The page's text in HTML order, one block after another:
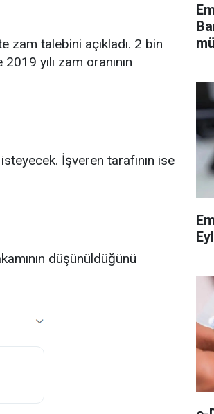
zam talebini açıkladı. 2 bin
yılı zam oranının
İşveren tarafının ise
düşünüldüğünü